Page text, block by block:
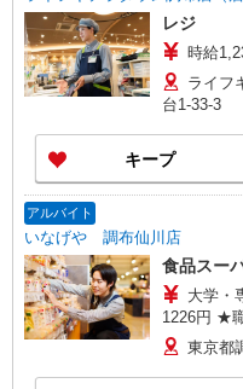
レジ
時給
ライフ
台1-33-3
キープ
アルバイト
いなげや 調布仙川店
食品スー
大学・
1226円 ★職種を限定しての募集のため、勤務時
間・曜日
東京都